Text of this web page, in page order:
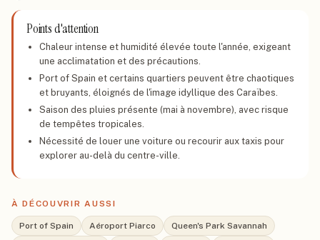
Points d'attention
Chaleur intense et humidité élevée toute l'année, exigeant
une acclimatation et des précautions.
Port of Spain et certains quartiers peuvent être chaotiques
et bruyants, éloignés de l'image idyllique des Caraïbes.
Saison des pluies présente (mai à novembre), avec risque
de tempêtes tropicales.
Nécessité de louer une voiture ou recourir aux taxis pour
explorer au-delà du centre-ville.
À DÉCOUVRIR AUSSI
Port of Spain Aéroport Piarco
Queen's Park Savannah